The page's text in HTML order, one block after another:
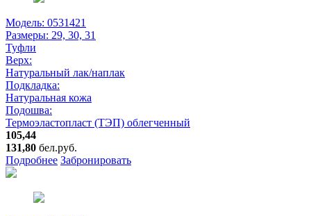
Модель: 0531421
Размеры: 29, 30, 31
Туфли
Верх:
Натуральный лак/наплак
Подкладка:
Натуральная кожа
Подошва:
Термоэластопласт (ТЭП) облегченный
105,44
131,80 бел.руб.
Подробнее Забронировать